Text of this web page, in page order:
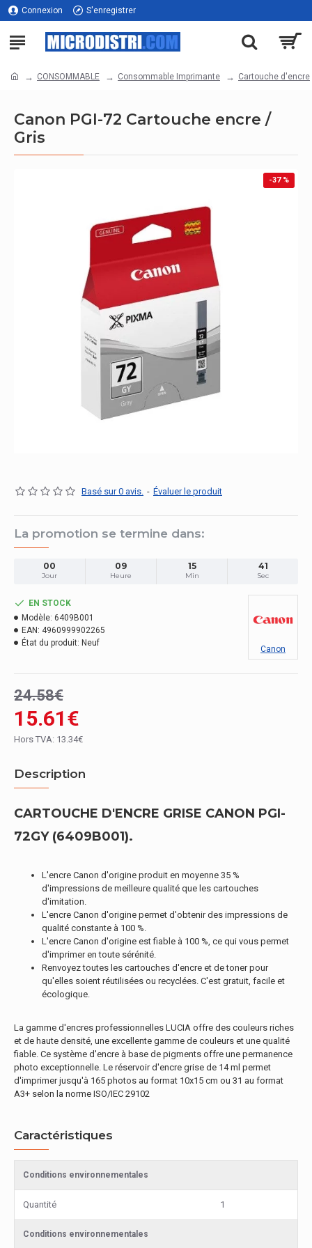
Connexion S'enregistrer
CONSOMMABLE Consommable Imprimante Cartouche d'encre
Canon PGI-72 Cartouche encre /
Gris
-37 %
Basé sur 0 avis. - Évaluer le produit
La promotion se termine dans:
00
Jour
09
Heure
15
Min
41
Sec
15.61€
24.58€
Hors TVA: 13.34€
EN STOCK
Modèle: 6409B001
EAN: 4960999902265
État du produit: Neuf
Canon
Description
CARTOUCHE D'ENCRE GRISE CANON PGI-
72GY (6409B001).
L'encre Canon d'origine produit en moyenne 35 %
d'impressions de meilleure qualité que les cartouches
d'imitation.
L'encre Canon d'origine permet d'obtenir des impressions de
qualité constante à 100 %.
L'encre Canon d'origine est fiable à 100 %, ce qui vous permet
d'imprimer en toute sérénité.
Renvoyez toutes les cartouches d'encre et de toner pour
qu'elles soient réutilisées ou recyclées. C'est gratuit, facile et
écologique.
La gamme d'encres professionnelles LUCIA offre des couleurs riches
et de haute densité, une excellente gamme de couleurs et une qualité
fiable. Ce système d'encre à base de pigments offre une permanence
photo exceptionnelle. Le réservoir d'encre grise de 14 ml permet
d'imprimer jusqu'à 165 photos au format 10x15 cm ou 31 au format
A3+ selon la norme ISO/IEC 29102
Caractéristiques
Conditions environnementales
Quantité 1
Conditions environnementales